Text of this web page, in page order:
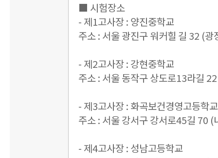
■ 시험장소
- 제1고사장 : 양진중학교
주소 : 서울 광진구 워커힐 길 32 (
- 제2고사장 : 강현중학교
주소 : 서울 동작구 상도로13라길
- 제3고사장 : 화곡보건경영고등학교
주소 : 서울 강서구 강서로45길 70
- 제4고사장 : 성남고등학교